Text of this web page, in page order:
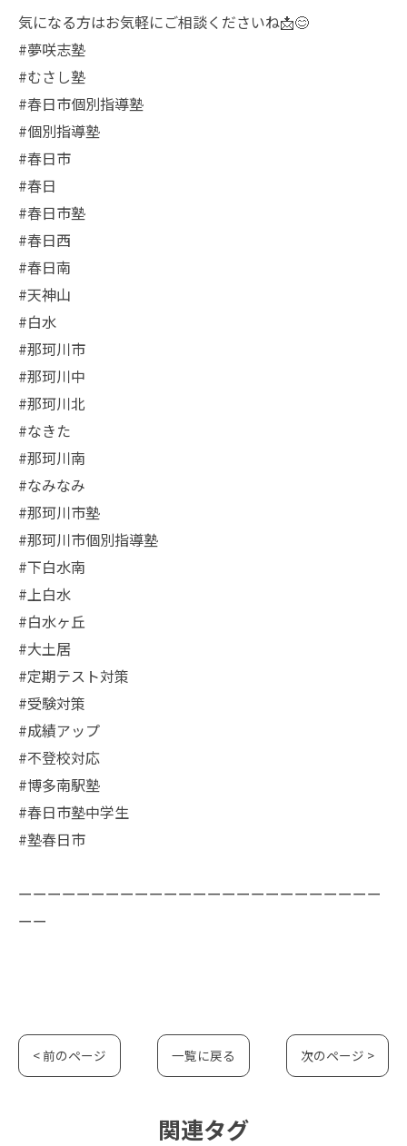
気になる方はお気軽にご相談くださいね📩😊
#夢咲志塾
#むさし塾
#春日市個別指導塾
#個別指導塾
#春日市
#春日
#春日市塾
#春日西
#春日南
#天神山
#白水
#那珂川市
#那珂川中
#那珂川北
#なきた
#那珂川南
#なみなみ
#那珂川市塾
#那珂川市個別指導塾
#下白水南
#上白水
#白水ヶ丘
#大土居
#定期テスト対策
#受験対策
#成績アップ
#不登校対応
#博多南駅塾
#春日市塾中学生
#塾春日市
ーーーーーーーーーーーーーーーーーーーーーーーーー
ーー
< 前のページ 一覧に戻る 次のページ >
関連タグ